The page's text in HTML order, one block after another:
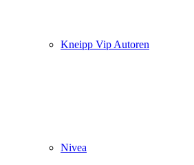
Kneipp Vip Autoren
Nivea